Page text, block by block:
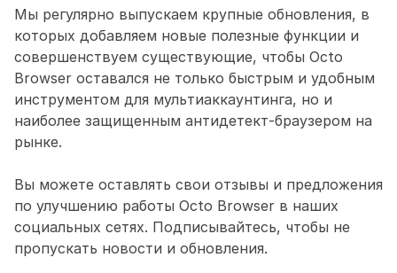
Мы регулярно выпускаем крупные обновления, в
которых добавляем новые полезные функции и
совершенствуем существующие, чтобы Octo
Browser оставался не только быстрым и удобным
инструментом для мультиаккаунтинга, но и
наиболее защищенным антидетект-браузером на
рынке.
Вы можете оставлять свои отзывы и предложения
по улучшению работы Octo Browser в наших
социальных сетях. Подписывайтесь, чтобы не
пропускать новости и обновления.